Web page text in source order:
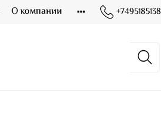
О компании